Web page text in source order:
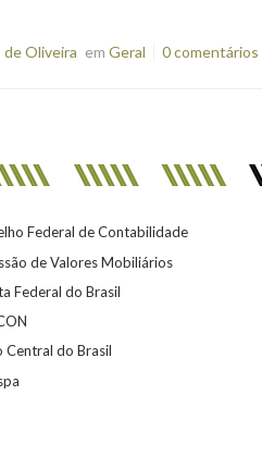
Oliveira em Geral 0 comentários
Federal de Contabilidade
de Valores Mobiliários
Federal do Brasil
Central do Brasil